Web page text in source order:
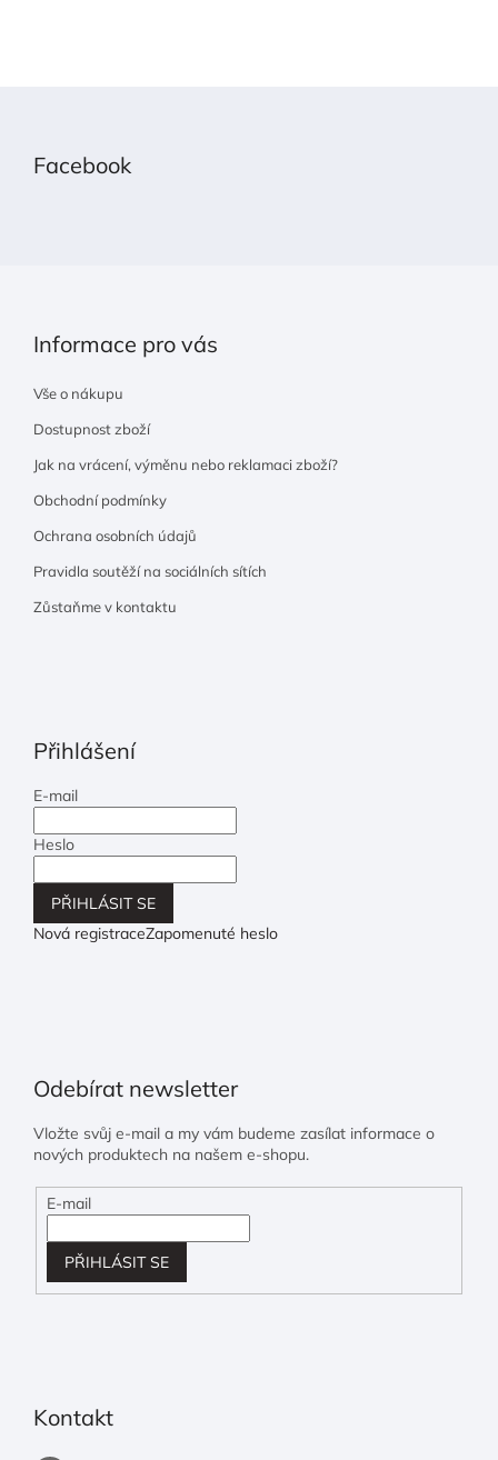
Facebook
Informace pro vás
Vše o nákupu
Dostupnost zboží
Jak na vrácení, výměnu nebo reklamaci zboží?
Obchodní podmínky
Ochrana osobních údajů
Pravidla soutěží na sociálních sítích
Zůstaňme v kontaktu
Přihlášení
E-mail
Heslo
PŘIHLÁSIT SE
Nová registraceZapomenuté heslo
Odebírat newsletter
Vložte svůj e-mail a my vám budeme zasílat informace o
nových produktech na našem e-shopu.
E-mail
PŘIHLÁSIT SE
Kontakt